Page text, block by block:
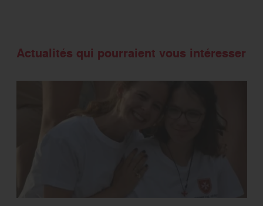
Actualités qui pourraient vous intéresser